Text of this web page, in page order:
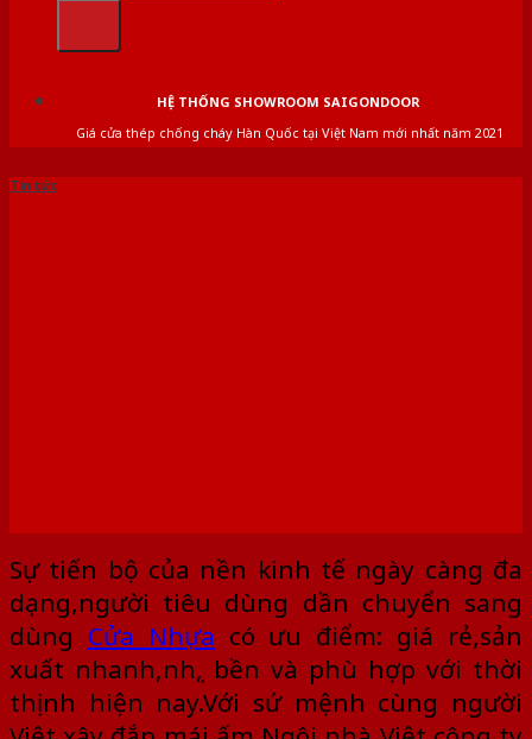
HỆ THỐNG SHOWROOM SAIGONDOOR
Giá cửa thép chống cháy Hàn Quốc tại Việt Nam mới nhất năm 2021
Tin tức
Sự tiến bộ của nền kinh tế ngày càng đa
dạng,người tiêu dùng dần chuyển sang
dùng Cửa Nhựa có ưu điểm: giá rẻ,sản
xuất nhanh,nhẹ, bền và phù hợp với thời
thịnh hiện nay.Với sứ mệnh cùng người